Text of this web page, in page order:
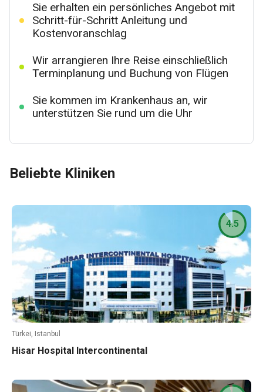
Sie erhalten ein persönliches Angebot mit
Schritt-für-Schritt Anleitung und
Kostenvoranschlag
Wir arrangieren Ihre Reise einschließlich
Terminplanung und Buchung von Flügen
Sie kommen im Krankenhaus an, wir
unterstützen Sie rund um die Uhr
Beliebte Kliniken
Türkei, Istanbul
Hisar Hospital Intercontinental
4.5